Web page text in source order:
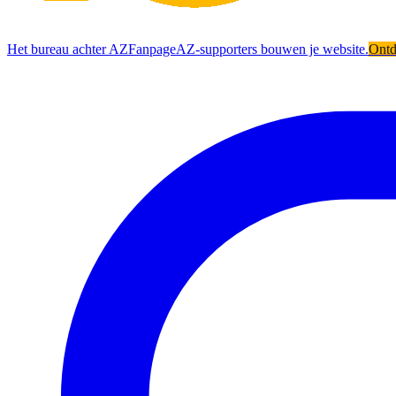
Het bureau achter AZFanpageAZ-supporters bouwen je website.